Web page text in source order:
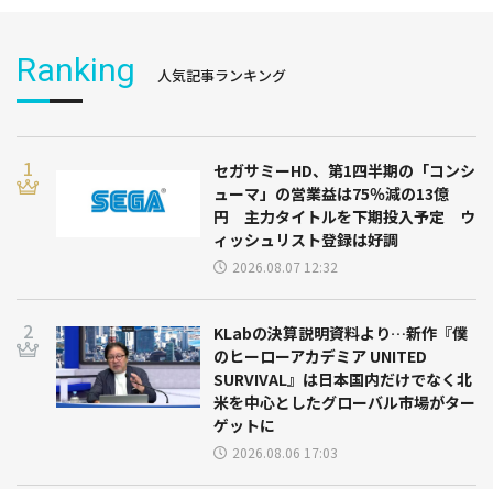
Ranking 人気記事ランキング
セガサミーHD、第1四半期の「コンシ
ューマ」の営業益は75％減の13億
円 主力タイトルを下期投入予定 ウ
ィッシュリスト登録は好調
2026.08.07 12:32
KLabの決算説明資料より…新作『僕
のヒーローアカデミア UNITED
SURVIVAL』は日本国内だけでなく北
米を中心としたグローバル市場がター
ゲットに
2026.08.06 17:03